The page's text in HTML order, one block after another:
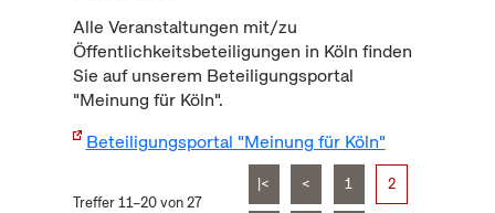
Alle Veranstaltungen mit/zu
Öffentlichkeitsbeteiligungen in Köln finden
Sie auf unserem Beteiligungsportal
"Meinung für Köln".
Beteiligungsportal "Meinung für Köln"
Treffer 11–20 von 27
|< < 1 2